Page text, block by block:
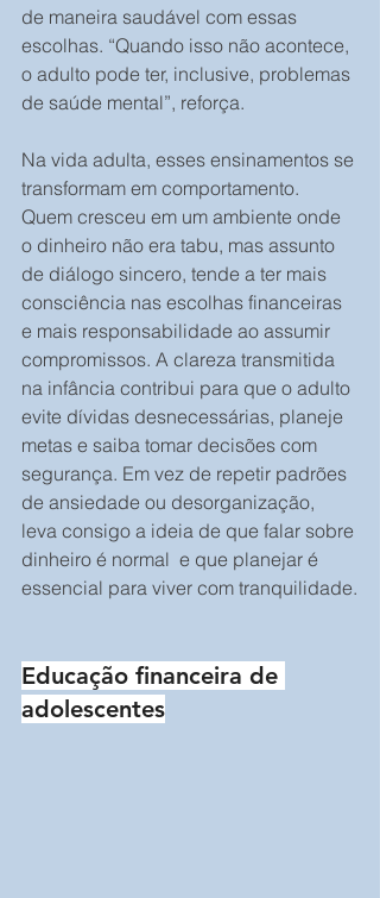
de maneira saudável com essas
escolhas. “Quando isso não acontece,
o adulto pode ter, inclusive, problemas
de saúde mental”, reforça.
Na vida adulta, esses ensinamentos se
transformam em comportamento.
Quem cresceu em um ambiente onde
o dinheiro não era tabu, mas assunto
de diálogo sincero, tende a ter mais
consciência nas escolhas financeiras
e mais responsabilidade ao assumir
compromissos. A clareza transmitida
na infância contribui para que o adulto
evite dívidas desnecessárias, planeje
metas e saiba tomar decisões com
segurança. Em vez de repetir padrões
de ansiedade ou desorganização,
leva consigo a ideia de que falar sobre
dinheiro é normal  e que planejar é
essencial para viver com tranquilidade.
Educação financeira de
adolescentes